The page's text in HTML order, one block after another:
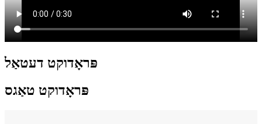
פּראָדוקט דעטאַל
פּראָדוקט טאַגס